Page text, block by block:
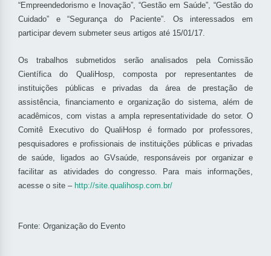
“Empreendedorismo e Inovação”, “Gestão em Saúde”, “Gestão do
Cuidado” e “Segurança do Paciente”. Os interessados em
participar devem submeter seus artigos até 15/01/17.
Os trabalhos submetidos serão analisados pela Comissão
Científica do QualiHosp, composta por representantes de
instituições públicas e privadas da área de prestação de
assistência, financiamento e organização do sistema, além de
acadêmicos, com vistas a ampla representatividade do setor. O
Comitê Executivo do QualiHosp é formado por professores,
pesquisadores e profissionais de instituições públicas e privadas
de saúde, ligados ao GVsaúde, responsáveis por organizar e
facilitar as atividades do congresso. Para mais informações,
acesse o site – http://site.qualihosp.com.br/
Fonte: Organização do Evento